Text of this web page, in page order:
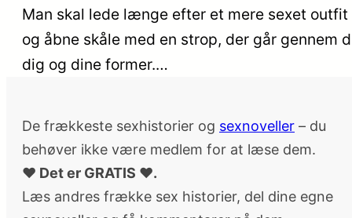
Man skal lede længe efter et mere sexet
og åbne skåle med en strop, der går
dig og dine former.…
De frækkeste sexhistorier og sexnoveller – du
behøver ikke være medlem for at læse dem.
♥ Det er GRATIS ♥.
Læs andres frække sex historier, del dine egne